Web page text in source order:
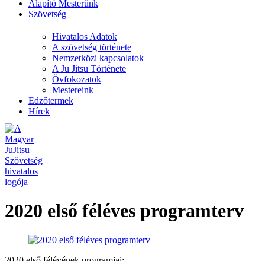
Alapító Mesterünk
Szövetség
Hivatalos Adatok
A szövetség története
Nemzetközi kapcsolatok
A Ju Jitsu Története
Övfokozatok
Mestereink
Edzőtermek
Hírek
2020 első féléves programterv